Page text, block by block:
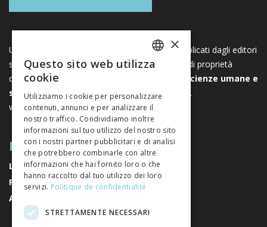
Una piattaforma unica per i libri e le riviste pubblicati dagli editori
svizzeri di scienze umane e sociali. Libreo.ch è di proprietà
dell’
Associazione svizzera degli editori di scienze umane e
sociali. È un’associazione senza scopo di lucro.
www.editeurssuisses.ch
MAPPA DEL SITO
LIBRI
RIVISTE
AUTORI
FRENCH
×
Questo sito web utilizza
cookie
Utilizziamo i cookie per personalizzare
contenuti, annunci e per analizzare il
nostro traffico. Condividiamo inoltre
informazioni sul tuo utilizzo del nostro sito
con i nostri partner pubblicitari e di analisi
che potrebbero combinarle con altre
informazioni che hai fornito loro o che
hanno raccolto dal tuo utilizzo dei loro
servizi. Politique de confidentialité
STRETTAMENTE NECESSARI